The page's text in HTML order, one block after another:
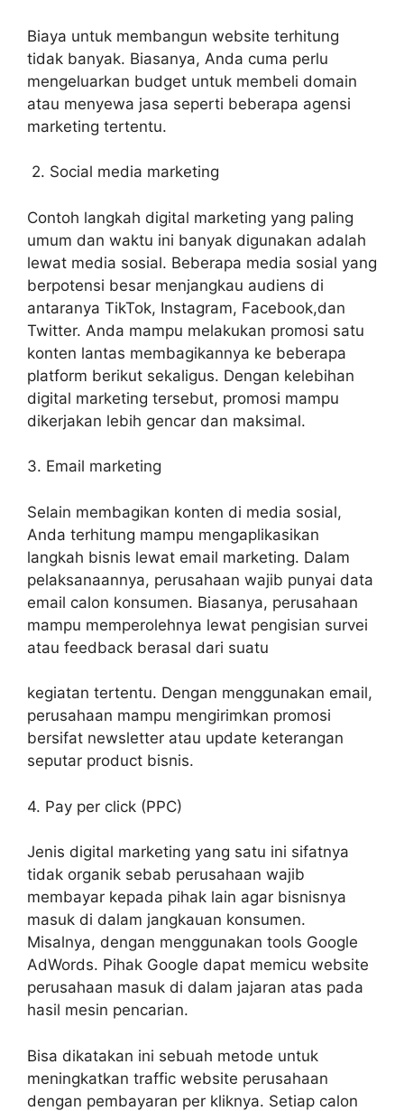
Biaya untuk membangun website terhitung
tidak banyak. Biasanya, Anda cuma perlu
mengeluarkan budget untuk membeli domain
atau menyewa jasa seperti beberapa agensi
marketing tertentu.
2. Social media marketing
Contoh langkah digital marketing yang paling
umum dan waktu ini banyak digunakan adalah
lewat media sosial. Beberapa media sosial yang
berpotensi besar menjangkau audiens di
antaranya TikTok, Instagram, Facebook,dan
Twitter. Anda mampu melakukan promosi satu
konten lantas membagikannya ke beberapa
platform berikut sekaligus. Dengan kelebihan
digital marketing tersebut, promosi mampu
dikerjakan lebih gencar dan maksimal.
3. Email marketing
Selain membagikan konten di media sosial,
Anda terhitung mampu mengaplikasikan
langkah bisnis lewat email marketing. Dalam
pelaksanaannya, perusahaan wajib punyai data
email calon konsumen. Biasanya, perusahaan
mampu memperolehnya lewat pengisian survei
atau feedback berasal dari suatu
kegiatan tertentu. Dengan menggunakan email,
perusahaan mampu mengirimkan promosi
bersifat newsletter atau update keterangan
seputar product bisnis.
4. Pay per click (PPC)
Jenis digital marketing yang satu ini sifatnya
tidak organik sebab perusahaan wajib
membayar kepada pihak lain agar bisnisnya
masuk di dalam jangkauan konsumen.
Misalnya, dengan menggunakan tools Google
AdWords. Pihak Google dapat memicu website
perusahaan masuk di dalam jajaran atas pada
hasil mesin pencarian.
Bisa dikatakan ini sebuah metode untuk
meningkatkan traffic website perusahaan
dengan pembayaran per kliknya. Setiap calon